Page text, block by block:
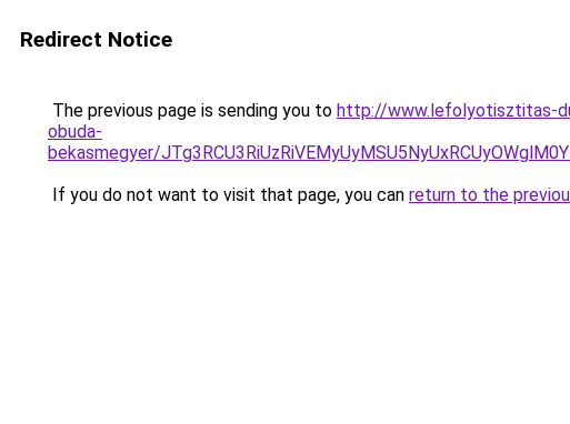
Redirect Notice
The previous page is sending you to http://www.lefolyotisztitas-
obuda-
bekasmegyer/
If you do not want to visit that page, you can return to the